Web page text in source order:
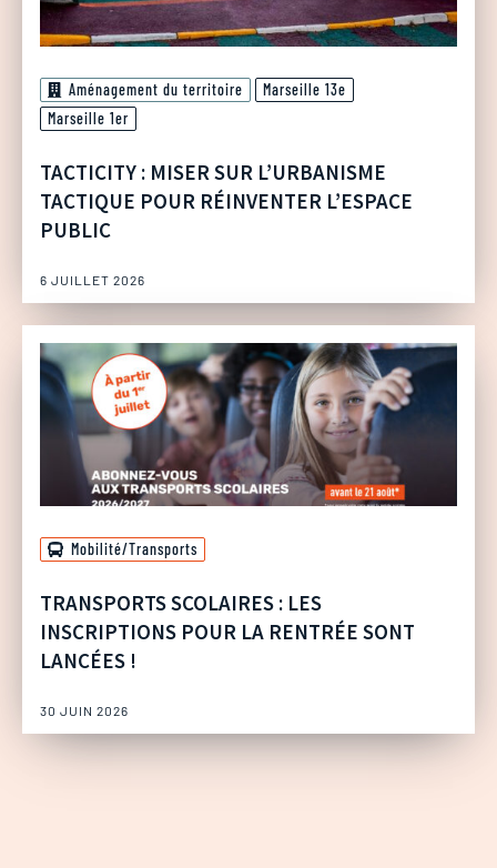
Aménagement du territoire
Marseille 13e
Marseille 1er
TACTICITY : MISER SUR L’URBANISME
TACTIQUE POUR RÉINVENTER L’ESPACE
PUBLIC
6 JUILLET 2026
Mobilité/Transports
TRANSPORTS SCOLAIRES : LES
INSCRIPTIONS POUR LA RENTRÉE SONT
LANCÉES !
30 JUIN 2026